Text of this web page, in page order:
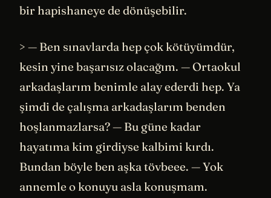
bir hapishaneye de dönüşebilir.
> — Ben sınavlarda hep çok kötüyümdür,
kesin yine başarısız olacağım. — Ortaokul
arkadaşlarım benimle alay ederdi hep. Ya
şimdi de çalışma arkadaşlarım benden
hoşlanmazlarsa? — Bu güne kadar
hayatıma kim girdiyse kalbimi kırdı.
Bundan böyle ben aşka tövbeee. — Yok
annemle o konuyu asla konuşmam.